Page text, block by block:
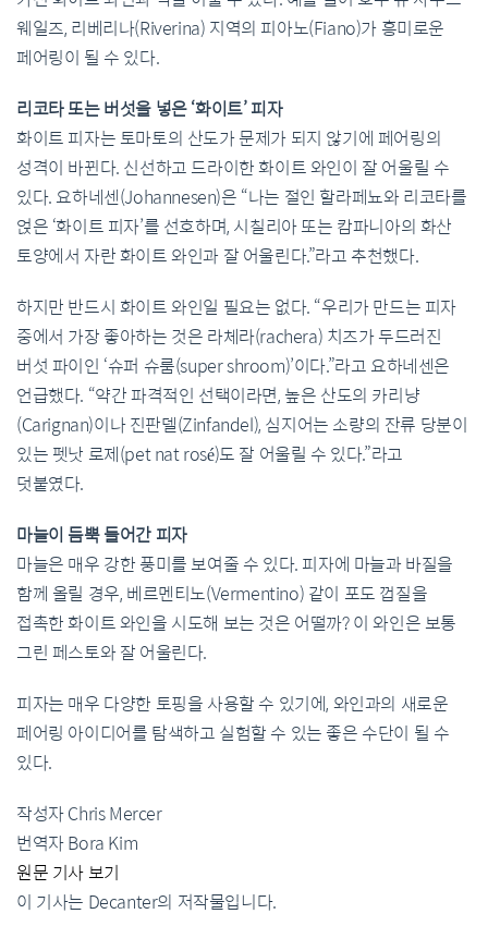
웨일즈, 리베리나(Riverina) 지역의 피아노(Fiano)가 흥미로운
페어링이 될 수 있다.
리코타 또는 버섯을 넣은 ‘화이트’ 피자
화이트 피자는 토마토의 산도가 문제가 되지 않기에 페어링의
성격이 바뀐다. 신선하고 드라이한 화이트 와인이 잘 어울릴 수
있다. 요하네센(Johannesen)은 “나는 절인 할라페뇨와 리코타를
얹은 ‘화이트 피자’를 선호하며, 시칠리아 또는 캄파니아의 화산
토양에서 자란 화이트 와인과 잘 어울린다.”라고 추천했다.
하지만 반드시 화이트 와인일 필요는 없다. “우리가 만드는 피자
중에서 가장 좋아하는 것은 라체라(rachera) 치즈가 두드러진
버섯 파이인 ‘슈퍼 슈룸(super shroom)’이다.”라고 요하네센은
언급했다. “약간 파격적인 선택이라면, 높은 산도의 카리냥
(Carignan)이나 진판델(Zinfandel), 심지어는 소량의 잔류 당분이
있는 펫낫 로제(pet nat rosé)도 잘 어울릴 수 있다.”라고
덧붙였다.
마늘이 듬뿍 들어간 피자
마늘은 매우 강한 풍미를 보여줄 수 있다. 피자에 마늘과 바질을
함께 올릴 경우, 베르멘티노(Vermentino) 같이 포도 껍질을
접촉한 화이트 와인을 시도해 보는 것은 어떨까? 이 와인은 보통
그린 페스토와 잘 어울린다.
피자는 매우 다양한 토핑을 사용할 수 있기에, 와인과의 새로운
페어링 아이디어를 탐색하고 실험할 수 있는 좋은 수단이 될 수
있다.
작성자 Chris Mercer
번역자 Bora Kim
원문 기사 보기
이 기사는 Decanter의 저작물입니다.